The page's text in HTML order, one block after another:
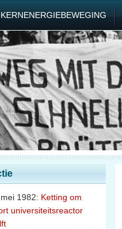
1982: Ketting om
universiteitsreactor